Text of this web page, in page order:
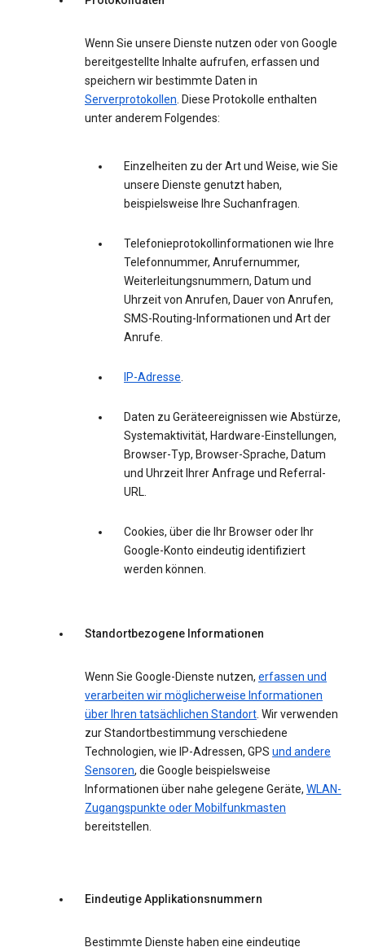
Wenn Sie unsere Dienste nutzen oder von Google
bereitgestellte Inhalte aufrufen, erfassen und
speichern wir bestimmte Daten in
Serverprotokollen. Diese Protokolle enthalten
unter anderem Folgendes:
Einzelheiten zu der Art und Weise, wie Sie
unsere Dienste genutzt haben,
beispielsweise Ihre Suchanfragen.
Telefonieprotokollinformationen wie Ihre
Telefonnummer, Anrufernummer,
Weiterleitungsnummern, Datum und
Uhrzeit von Anrufen, Dauer von Anrufen,
SMS-Routing-Informationen und Art der
Anrufe.
IP-Adresse.
Daten zu Geräteereignissen wie Abstürze,
Systemaktivität, Hardware-Einstellungen,
Browser-Typ, Browser-Sprache, Datum
und Uhrzeit Ihrer Anfrage und Referral-
URL.
Cookies, über die Ihr Browser oder Ihr
Google-Konto eindeutig identifiziert
werden können.
Standortbezogene Informationen
Wenn Sie Google-Dienste nutzen, erfassen und
verarbeiten wir möglicherweise Informationen
über Ihren tatsächlichen Standort. Wir verwenden
zur Standortbestimmung verschiedene
Technologien, wie IP-Adressen, GPS und andere
Sensoren, die Google beispielsweise
Informationen über nahe gelegene Geräte, WLAN-
Zugangspunkte oder Mobilfunkmasten
bereitstellen.
Eindeutige Applikationsnummern
Bestimmte Dienste haben eine eindeutige